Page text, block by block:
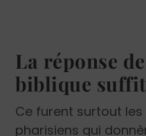
La réponse de
biblique
Ce furent surtout
pharisiens qui